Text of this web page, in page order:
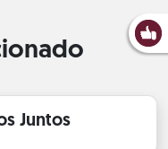
Juntos